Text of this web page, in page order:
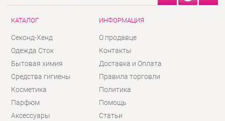
КАТАЛОГ
Секонд-Хенд
Одежда Сток
Бытовая химия
Средства гигиены
Косметика
Парфюм
Аксессуары
ИНФОРМАЦИЯ
О продавце
Контакты
Доставка и Оплата
Правила торговли
Политика
Помощь
Статьи